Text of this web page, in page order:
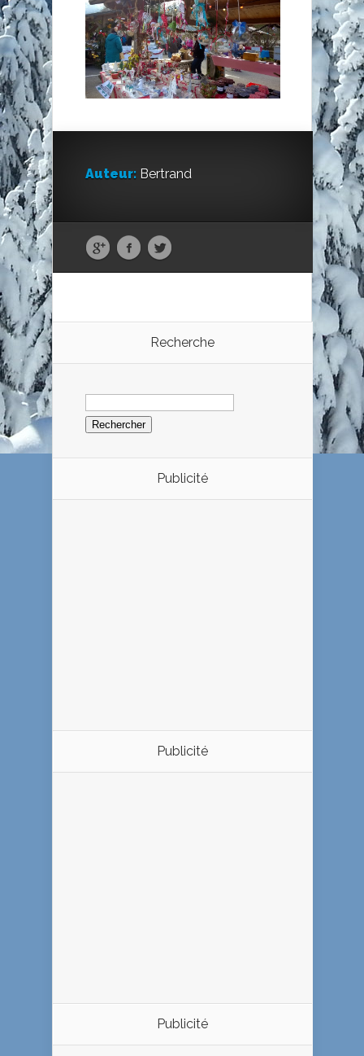
Auteur: Bertrand
Recherche
Rechercher :
Publicité
Publicité
Publicité